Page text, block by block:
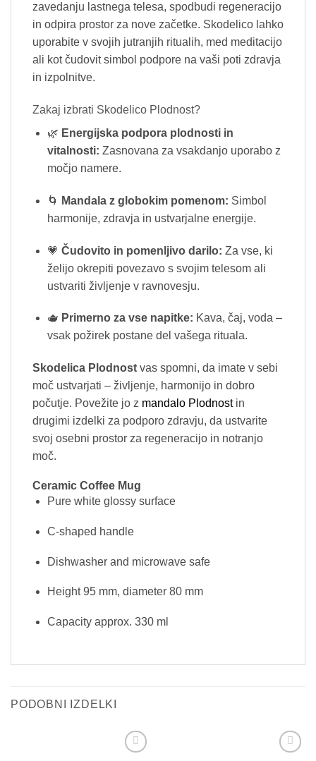
zavedanju lastnega telesa, spodbudi regeneracijo
in odpira prostor za nove začetke. Skodelico lahko
uporabite v svojih jutranjih ritualih, med meditacijo
ali kot čudovit simbol podpore na vaši poti zdravja
in izpolnitve.
Zakaj izbrati Skodelico Plodnost?
🌿 Energijska podpora plodnosti in
vitalnosti: Zasnovana za vsakdanjo uporabo z
močjo namere.
🌀 Mandala z globokim pomenom: Simbol
harmonije, zdravja in ustvarjalne energije.
💗 Čudovito in pomenljivo darilo: Za vse, ki
želijo okrepiti povezavo s svojim telesom ali
ustvariti življenje v ravnovesju.
🫖 Primerno za vse napitke: Kava, čaj, voda –
vsak požirek postane del vašega rituala.
Skodelica Plodnost vas spomni, da imate v sebi
moč ustvarjati – življenje, harmonijo in dobro
počutje. Povežite jo z mandalo Plodnostin
drugimi izdelki za podporo zdravju, da ustvarite
svoj osebni prostor za regeneracijo in notranjo
moč.
Ceramic Coffee Mug
Pure white glossy surface
C-shaped handle
Dishwasher and microwave safe
Height 95 mm, diameter 80 mm
Capacity approx. 330 ml
PODOBNI IZDELKI